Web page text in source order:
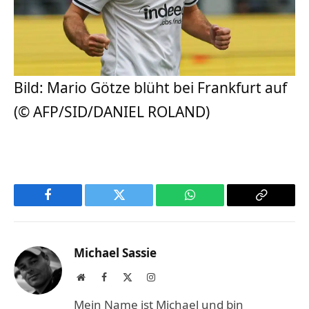
Bild: Mario Götze blüht bei Frankfurt auf
(© AFP/SID/DANIEL ROLAND)
Facebook Twitter WhatsApp
Copy
Michael Sassie
WebsiteFacebook Instagram
Mein Name ist Michael und bin